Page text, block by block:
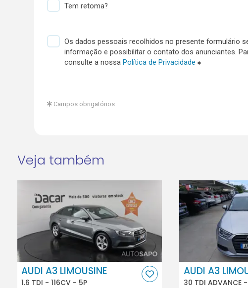
Tem retoma?
Os dados pessoais recolhidos no presente formulário
informação e possibilitar o contato dos anunciantes.
consulte a nossa Política de Privacidade
Campos obrigatórios
Veja também
AUDI A3 LIMOUSINE
1.6 TDI - 116CV - 5P
AUDI A3
30 TDI ADVANCE